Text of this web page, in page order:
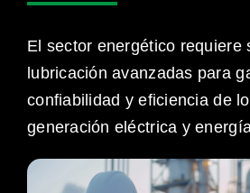
El sector energético requiere
lubricación avanzadas para
confiabilidad y eficiencia de
generación eléctrica y